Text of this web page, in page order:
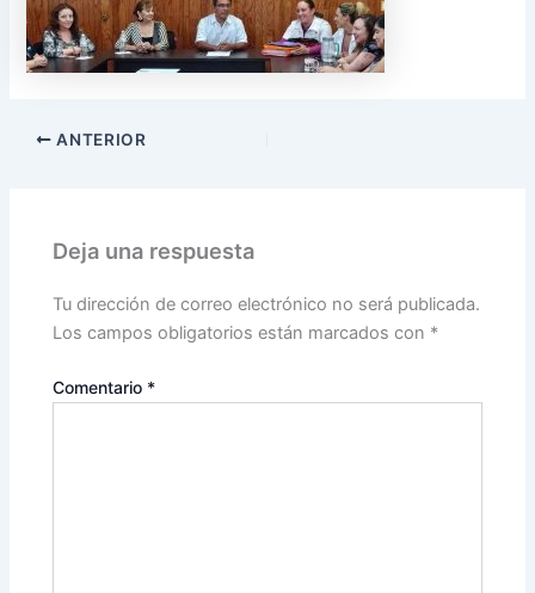
ANTERIOR
Deja una respuesta
Tu dirección de correo electrónico no será publicada.
Los campos obligatorios están marcados con *
Comentario *